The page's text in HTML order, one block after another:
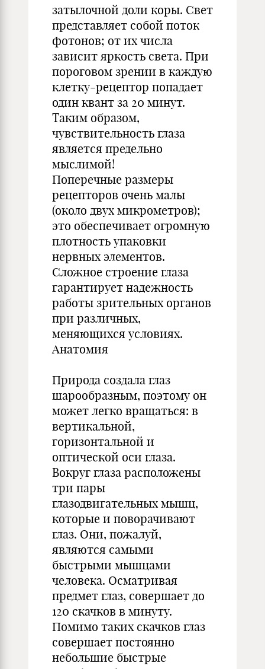
затылочной доли коры. Свет
представляет собой поток
фотонов; от их числа
зависит яркость света. При
пороговом зрении в каждую
клетку-рецептор попадает
один квант за 20 минут.
Таким образом,
чувствительность глаза
является предельно
мыслимой!
Поперечные размеры
рецепторов очень малы
(около двух микрометров);
это обеспечивает огромную
плотность упаковки
нервных элементов.
Сложное строение глаза
гарантирует надежность
работы зрительных органов
при различных,
меняющихся условиях.
Анатомия
Природа создала глаз
шарообразным, поэтому он
может легко вращаться: в
вертикальной,
горизонтальной и
оптической оси глаза.
Вокруг глаза расположены
три пары
глазодвигательных мышц,
которые и поворачивают
глаз. Они, пожалуй,
являются самыми
быстрыми мышцами
человека. Осматривая
предмет глаз, совершает до
120 скачков в минуту.
Помимо таких скачков глаз
совершает постоянно
небольшие быстрые